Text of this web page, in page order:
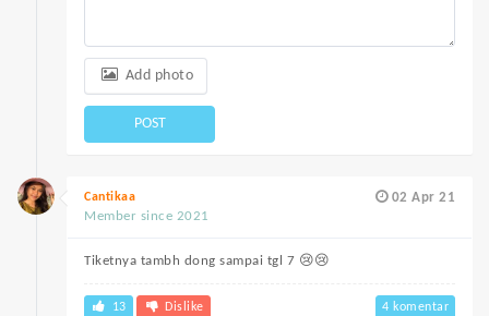
Add photo
POST
02 Apr 21
Cantikaa
Member since 2021
Tiketnya tambh dong sampai tgl 7 😢😢
13 Dislike 4 komentar